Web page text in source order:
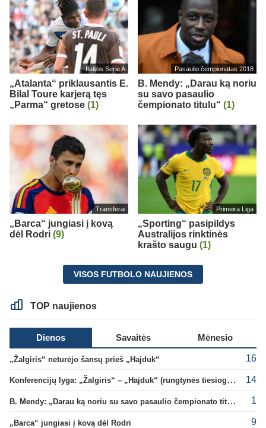
Italijos Serie A
„Atalanta“ priklausantis E.
Bilal Toure karjerą tęs
„Parma“ gretose (1)
Pasaulio čempionatas 2018
B. Mendy: „Darau ką noriu
su savo pasaulio
čempionato titulu“ (1)
Transferai
„Barca“ jungiasi į kovą
dėl Rodri (9)
Primeira Liga
„Sporting“ pasipildys
Australijos rinktinės
krašto saugu (1)
VISOS FUTBOLO NAUJIENOS
TOP naujienos
Dienos Savaitės Mėnesio
„Žalgiris“ neturėjo šansų prieš „Hajduk“ 16
Konferencijų lyga: „Žalgiris“ – „Hajduk“ (rungtynės tiesiogiai) 14
B. Mendy: „Darau ką noriu su savo pasaulio čempionato titulu“ 1
„Barca“ jungiasi į kovą dėl Rodri 9